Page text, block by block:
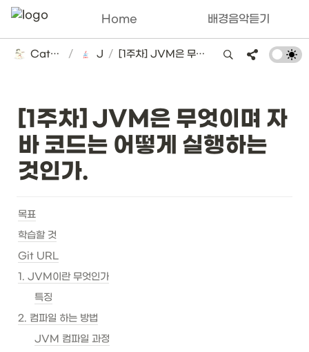
Home 배경음악듣기
Catsbi's DLog / Java
/ [1주차] JVM은 무엇이며 자바 코드는 어떻게 실행하는 것인가.
[1주차] JVM은 무엇이며 자
바 코드는 어떻게 실행하는
것인가.
목표
학습할 것
Git URL
1. JVM이란 무엇인가
특징
2. 컴파일 하는 방법
JVM 컴파일 과정